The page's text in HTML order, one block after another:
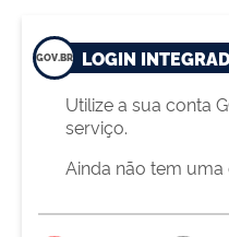
LOGIN
Utilize a sua conta
serviço.
Ainda não tem uma